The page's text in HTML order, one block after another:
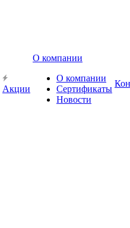
Акции
О компании
О компании
Сертификаты
Новости